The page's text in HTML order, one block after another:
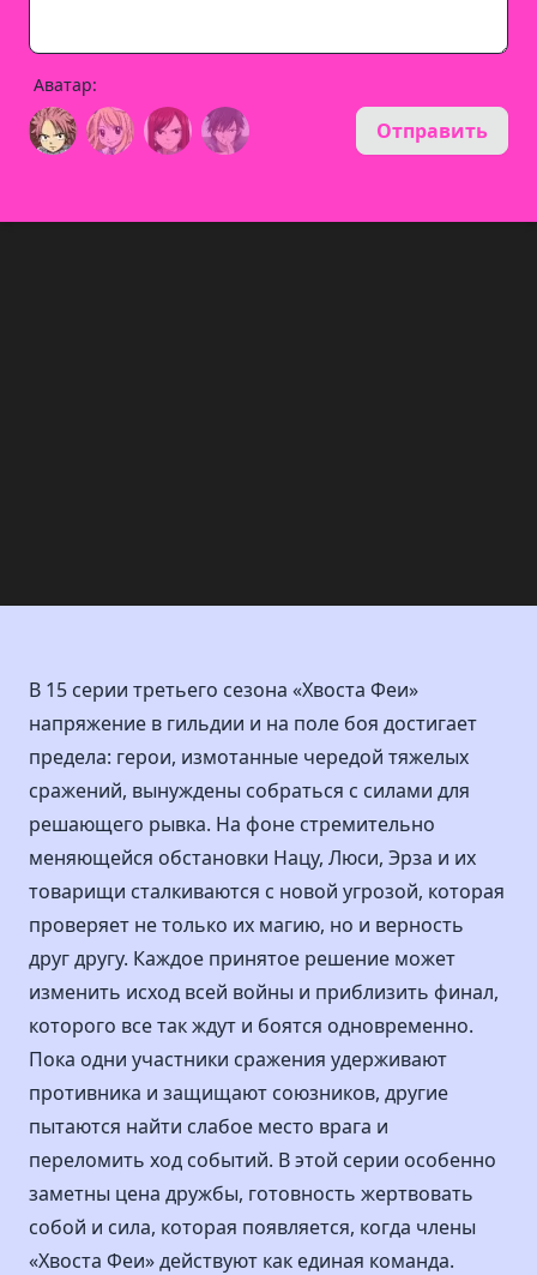
Аватар:
Отправить
В 15 серии третьего сезона «Хвоста Феи»
напряжение в гильдии и на поле боя достигает
предела: герои, измотанные чередой тяжелых
сражений, вынуждены собраться с силами для
решающего рывка. На фоне стремительно
меняющейся обстановки Нацу, Люси, Эрза и их
товарищи сталкиваются с новой угрозой, которая
проверяет не только их магию, но и верность
друг другу. Каждое принятое решение может
изменить исход всей войны и приблизить финал,
которого все так ждут и боятся одновременно.
Пока одни участники сражения удерживают
противника и защищают союзников, другие
пытаются найти слабое место врага и
переломить ход событий. В этой серии особенно
заметны цена дружбы, готовность жертвовать
собой и сила, которая появляется, когда члены
«Хвоста Феи» действуют как единая команда.